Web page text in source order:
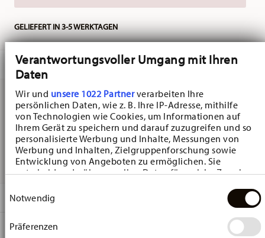
Verantwortungsvoller Umgang mit Ihren
Daten
Wir und unsere 1022 Partnerverarbeiten Ihre
persönlichen Daten, wie z. B. Ihre IP-Adresse, mithilfe
von Technologien wie Cookies, um Informationen auf
Ihrem Gerät zu speichern und darauf zuzugreifen und so
personalisierte Werbung und Inhalte, Messungen von
Werbung und Inhalten, Zielgruppenforschung sowie
Entwicklung von Angeboten zu ermöglichen. Sie
entscheiden darüber, wer Ihre Daten für welche Zwecke
Cookie-Erklärung oder durch Klicken auf das Privacy
Trigger Symbol ändern oder widerrufen
Wenn Sie es erlauben, würden wir auch gerne:
Notwendig
Präferenzen
GELIEFERT IN 3-5 WERKTAGEN
BESCHREIBUNG
Hutschenreuther Nora Wild Flowers Klee Becher -
Konisch - Ø 8,8 cm - h 11,5 cm - 0,400 l, Bone China
Multicolor
DETAILS
MAßE